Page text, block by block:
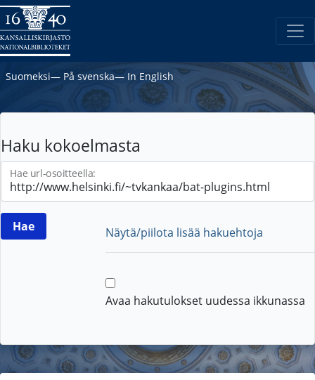
Suomeksi― På svenska― In English
Haku kokoelmasta
Hae url-osoitteella:
Näytä/piilota lisää hakuehtoja
Avaa hakutulokset uudessa ikkunassa